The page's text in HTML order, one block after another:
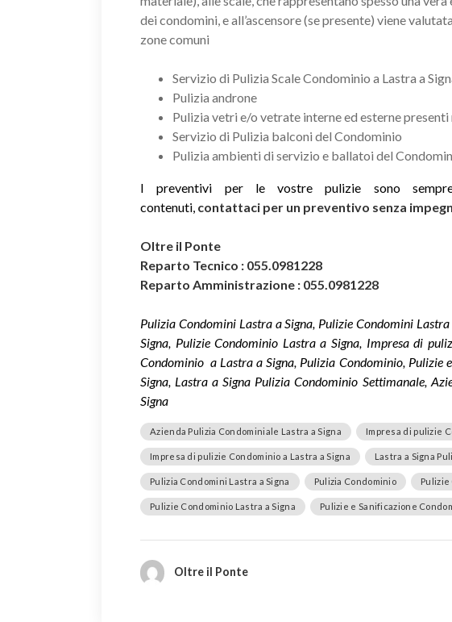
dei condomini, e all’ascensore (se presente) viene
zone comuni
Servizio di Pulizia Scale Condominio a Lastra a
Pulizia androne
Pulizia vetri e/o vetrate interne ed esterne
Servizio di Pulizia balconi del Condominio
Pulizia ambienti di servizio e ballatoi del
I preventivi per le vostre pulizie sono
contenuti, contattaci per un preventivo senza
Oltre il Ponte
Reparto Tecnico : 055.0981228
Reparto Amministrazione : 055.0981228
Pulizia Condomini Lastra a Signa, Pulizie Condomini
Signa, Pulizie Condominio Lastra a Signa, Impresa di
Condominio a Lastra a Signa, Pulizia Condominio, Pulizie
Signa, Lastra a Signa Pulizia Condominio Settimanale,
Signa
Azienda Pulizia Condominiale Lastra a Signa Impresa di pulizie
Impresa di pulizie Condominio a Lastra a Signa Lastra a Signa
Pulizia Condomini Lastra a Signa Pulizia Condominio Pulizie
Pulizie Condominio Lastra a Signa Pulizie e Sanificazione
Oltre il Ponte